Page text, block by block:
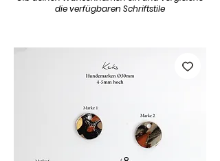
die verfügbaren Schriftstile